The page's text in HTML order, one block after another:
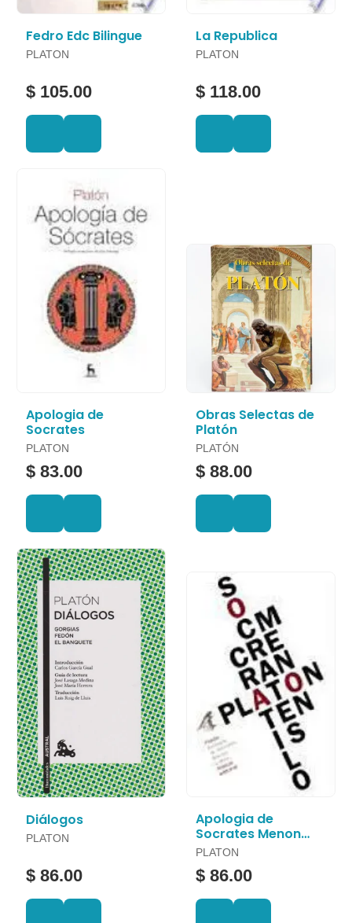
Fedro Edc Bilingue
PLATON
$ 105.00
La Republica
PLATON
$ 118.00
Apologia de
Socrates
PLATON
$ 83.00
Obras Selectas de
Platón
PLATÓN
$ 88.00
Diálogos
PLATON
$ 86.00
Apologia de
Socrates Menon
Cratilo
PLATON
$ 86.00